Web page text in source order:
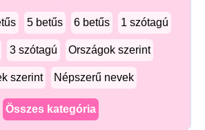
5 betűs 6 betűs 1 szótagú
3 szótagú Országok szerint
szerint Népszerű nevek
Összes kategória